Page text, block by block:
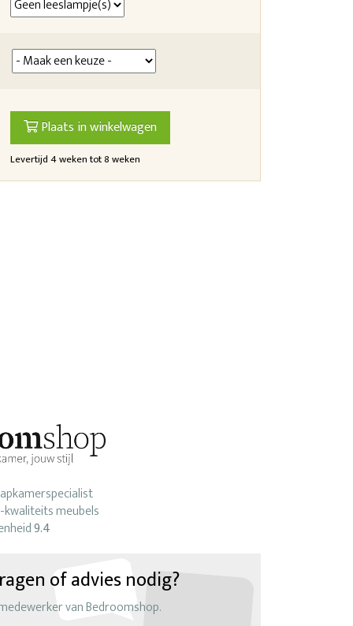
Plaats in winkelwagen
Levertijd 4 weken tot 8 weken
meubels
9.4
of advies nodig?
van Bedroomshop.